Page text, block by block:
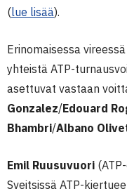
(lue lisää).
Erinomaisessa
yhteistä ATP-
asettuvat vastaan
Gonzalez/Edouard
Bhambri/Albano
Emil Ruusuvuori
Sveitsissä ATP-